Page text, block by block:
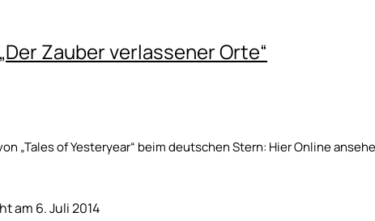
Zauber verlassener Orte“
„Tales of Yesteryear“ beim deutschen Stern: Hier Online
am 6. Juli 2014